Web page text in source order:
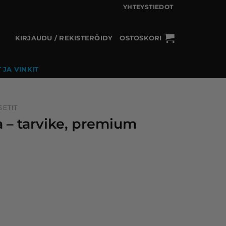
YHTEYSTIEDOT
KIRJAUDU / REKISTERÖIDY OSTOSKORI
JA VINKIT
– tarvike, premium